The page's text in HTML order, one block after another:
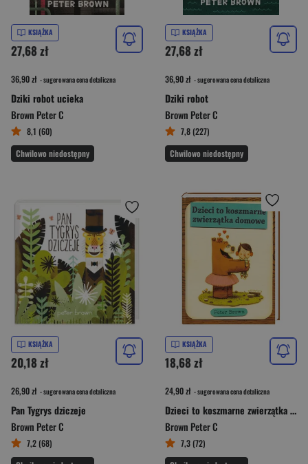
KSIĄŻKA
27,68 zł
36,90 zł - sugerowana cena detaliczna
Dziki robot ucieka
Brown Peter C
8,1 (60)
Chwilowo niedostępny
KSIĄŻKA
27,68 zł
36,90 zł - sugerowana cena detaliczna
Dziki robot
Brown Peter C
7,8 (227)
Chwilowo niedostępny
KSIĄŻKA
20,18 zł
26,90 zł - sugerowana cena detaliczna
Pan Tygrys dziczeje
Brown Peter C
7,2 (68)
KSIĄŻKA
18,68 zł
24,90 zł - sugerowana cena detaliczna
Dzieci to koszmarne zwierzątka domowe
Brown Peter C
7,3 (72)